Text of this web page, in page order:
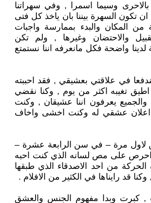
وسيما اسمرا , وفي سهراتنا
تكون السهرة بيننا بان ياخذ كل فتى
من المكان والبدء بممارسة واجبات
والاحتضان وغيرها , ولم تكن
لدينا واضحة فكل مانعرفه اننا نستمتع
في علاقتي بعشيقي , فقد احببته
تغيبه اكثر من يوم , وكنا نقضي
والجميع يعرفون اننا عشيقان , وكنت
اعلان عشقي له وكنت اخشى واخاف
لاول مرة – في سن الرابعة عشرة –
احرص على مص لسانه الذي كنت احبه
من احد الاصدقاء الذي طبقها
قد رايناها في الكثير من الافلام .
, كبرت وبدا مفهوم الجنس والعشق